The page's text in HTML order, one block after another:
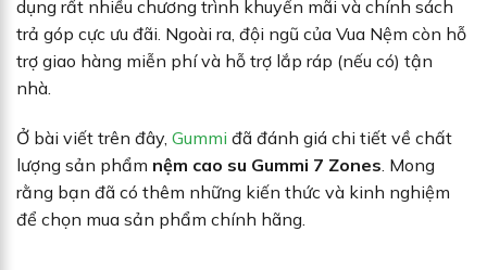
dụng rất nhiều chương trình khuyến mãi và chính sách
trả góp cực ưu đãi. Ngoài ra, đội ngũ của Vua Nệm còn hỗ
trợ giao hàng miễn phí và hỗ trợ lắp ráp (nếu có) tận
nhà.
Ở bài viết trên đây, Gummi đã đánh giá chi tiết về chất
lượng sản phẩm nệm cao su Gummi 7 Zones. Mong
rằng bạn đã có thêm những kiến thức và kinh nghiệm
để chọn mua sản phẩm chính hãng.